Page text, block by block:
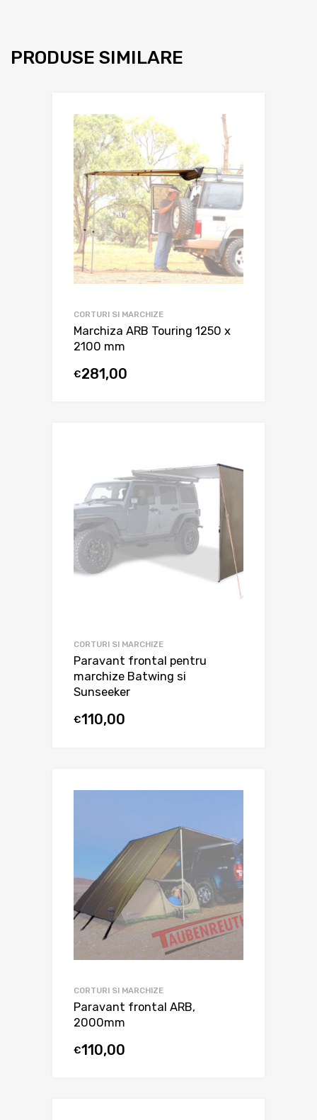
PRODUSE SIMILARE
CORTURI SI MARCHIZE
Marchiza ARB Touring 1250 x
2100 mm
€281,00
CORTURI SI MARCHIZE
Paravant frontal pentru
marchize Batwing si
Sunseeker
€110,00
CORTURI SI MARCHIZE
Paravant frontal ARB,
2000mm
€110,00